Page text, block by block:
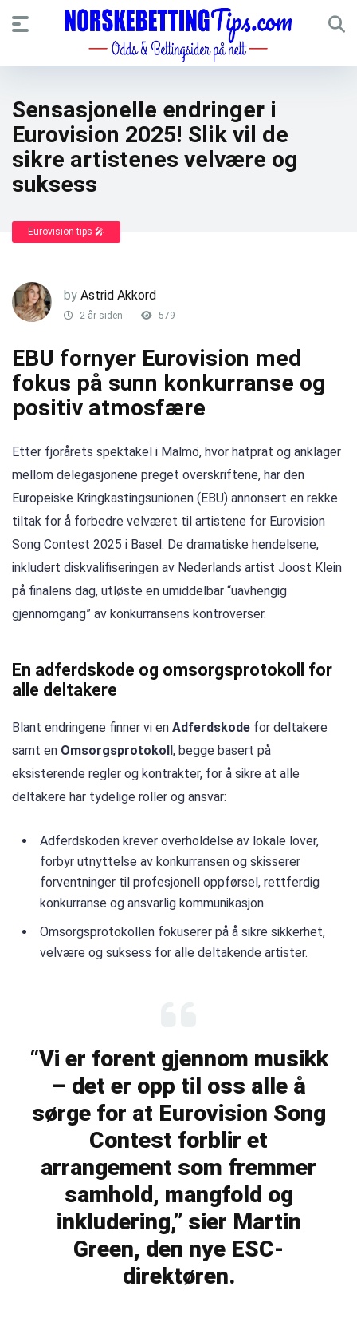
Sensasjonelle endringer i
Eurovision 2025! Slik vil de
sikre artistenes velvære og
suksess
Eurovision tips 🎤
by Astrid Akkord
2 år siden 579
EBU fornyer Eurovision med
fokus på sunn konkurranse og
positiv atmosfære
Etter fjorårets spektakel i Malmö, hvor hatprat og anklager
mellom delegasjonene preget overskriftene, har den
Europeiske Kringkastingsunionen (EBU) annonsert en rekke
tiltak for å forbedre velværet til artistene for Eurovision
Song Contest 2025 i Basel. De dramatiske hendelsene,
inkludert diskvalifiseringen av Nederlands artist Joost Klein
på finalens dag, utløste en umiddelbar “uavhengig
gjennomgang” av konkurransens kontroverser.
En adferdskode og omsorgsprotokoll for
alle deltakere
Blant endringene finner vi en Adferdskode for deltakere
samt en Omsorgsprotokoll , begge basert på
eksisterende regler og kontrakter, for å sikre at alle
deltakere har tydelige roller og ansvar:
Adferdskoden krever overholdelse av lokale lover,
forbyr utnyttelse av konkurransen og skisserer
forventninger til profesjonell oppførsel, rettferdig
konkurranse og ansvarlig kommunikasjon.
Omsorgsprotokollen fokuserer på å sikre sikkerhet,
velvære og suksess for alle deltakende artister.
“Vi er forent gjennom musikk
– det er opp til oss alle å
sørge for at Eurovision Song
Contest forblir et
arrangement som fremmer
samhold, mangfold og
inkludering,” sier Martin
Green, den nye ESC-
direktøren.